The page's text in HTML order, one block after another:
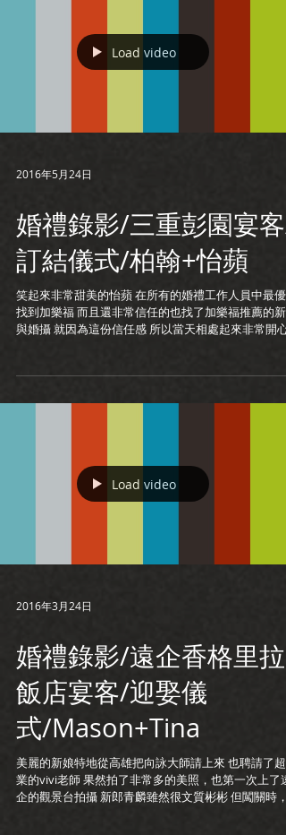
Load video
2016年5月24日
婚禮錄影/三重彭園宴客/
訂結儀式/柏翰+怡蘋
笑起來非常甜美的怡蘋 在所有的婚禮工作人員中最優先
找到加樂福 而且還非常信任的也找了加樂福推薦的新祕
與婚攝 就因為這份信任感 所以當天相處起來非常開心愉
Load video
2016年3月24日
婚禮錄影/遠企香格里拉
飯店宴客/迎娶儀
式/Mason+Tina
美麗的新娘特地從高雄把向詠大師請上來 也聘請了超
業的vivi老師 果然拍了非常多的美照，也第一次上了遠
企的觀景台拍攝 新郎青麟雖然很文質彬彬 但闖關時，